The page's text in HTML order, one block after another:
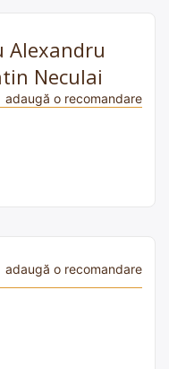
Alexandru
Neculai
adaugă o recomandare
adaugă o recomandare